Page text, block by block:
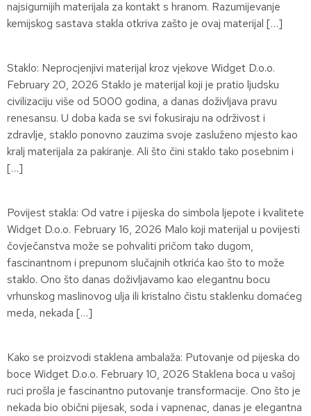
najsigurnijih materijala za kontakt s hranom. Razumijevanje
kemijskog sastava stakla otkriva zašto je ovaj materijal […]
Staklo: Neprocjenjivi materijal kroz vjekove Widget D.o.o.
February 20, 2026 Staklo je materijal koji je pratio ljudsku
civilizaciju više od 5000 godina, a danas doživljava pravu
renesansu. U doba kada se svi fokusiraju na održivost i
zdravlje, staklo ponovno zauzima svoje zasluženo mjesto kao
kralj materijala za pakiranje. Ali što čini staklo tako posebnim i
[…]
Povijest stakla: Od vatre i pijeska do simbola ljepote i kvalitete
Widget D.o.o. February 16, 2026 Malo koji materijal u povijesti
čovječanstva može se pohvaliti pričom tako dugom,
fascinantnom i prepunom slučajnih otkrića kao što to može
staklo. Ono što danas doživljavamo kao elegantnu bocu
vrhunskog maslinovog ulja ili kristalno čistu staklenku domaćeg
meda, nekada […]
Kako se proizvodi staklena ambalaža: Putovanje od pijeska do
boce Widget D.o.o. February 10, 2026 Staklena boca u vašoj
ruci prošla je fascinantno putovanje transformacije. Ono što je
nekada bio obični pijesak, soda i vapnenac, danas je elegantna